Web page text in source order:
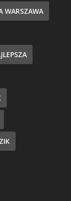
WARSZAWA